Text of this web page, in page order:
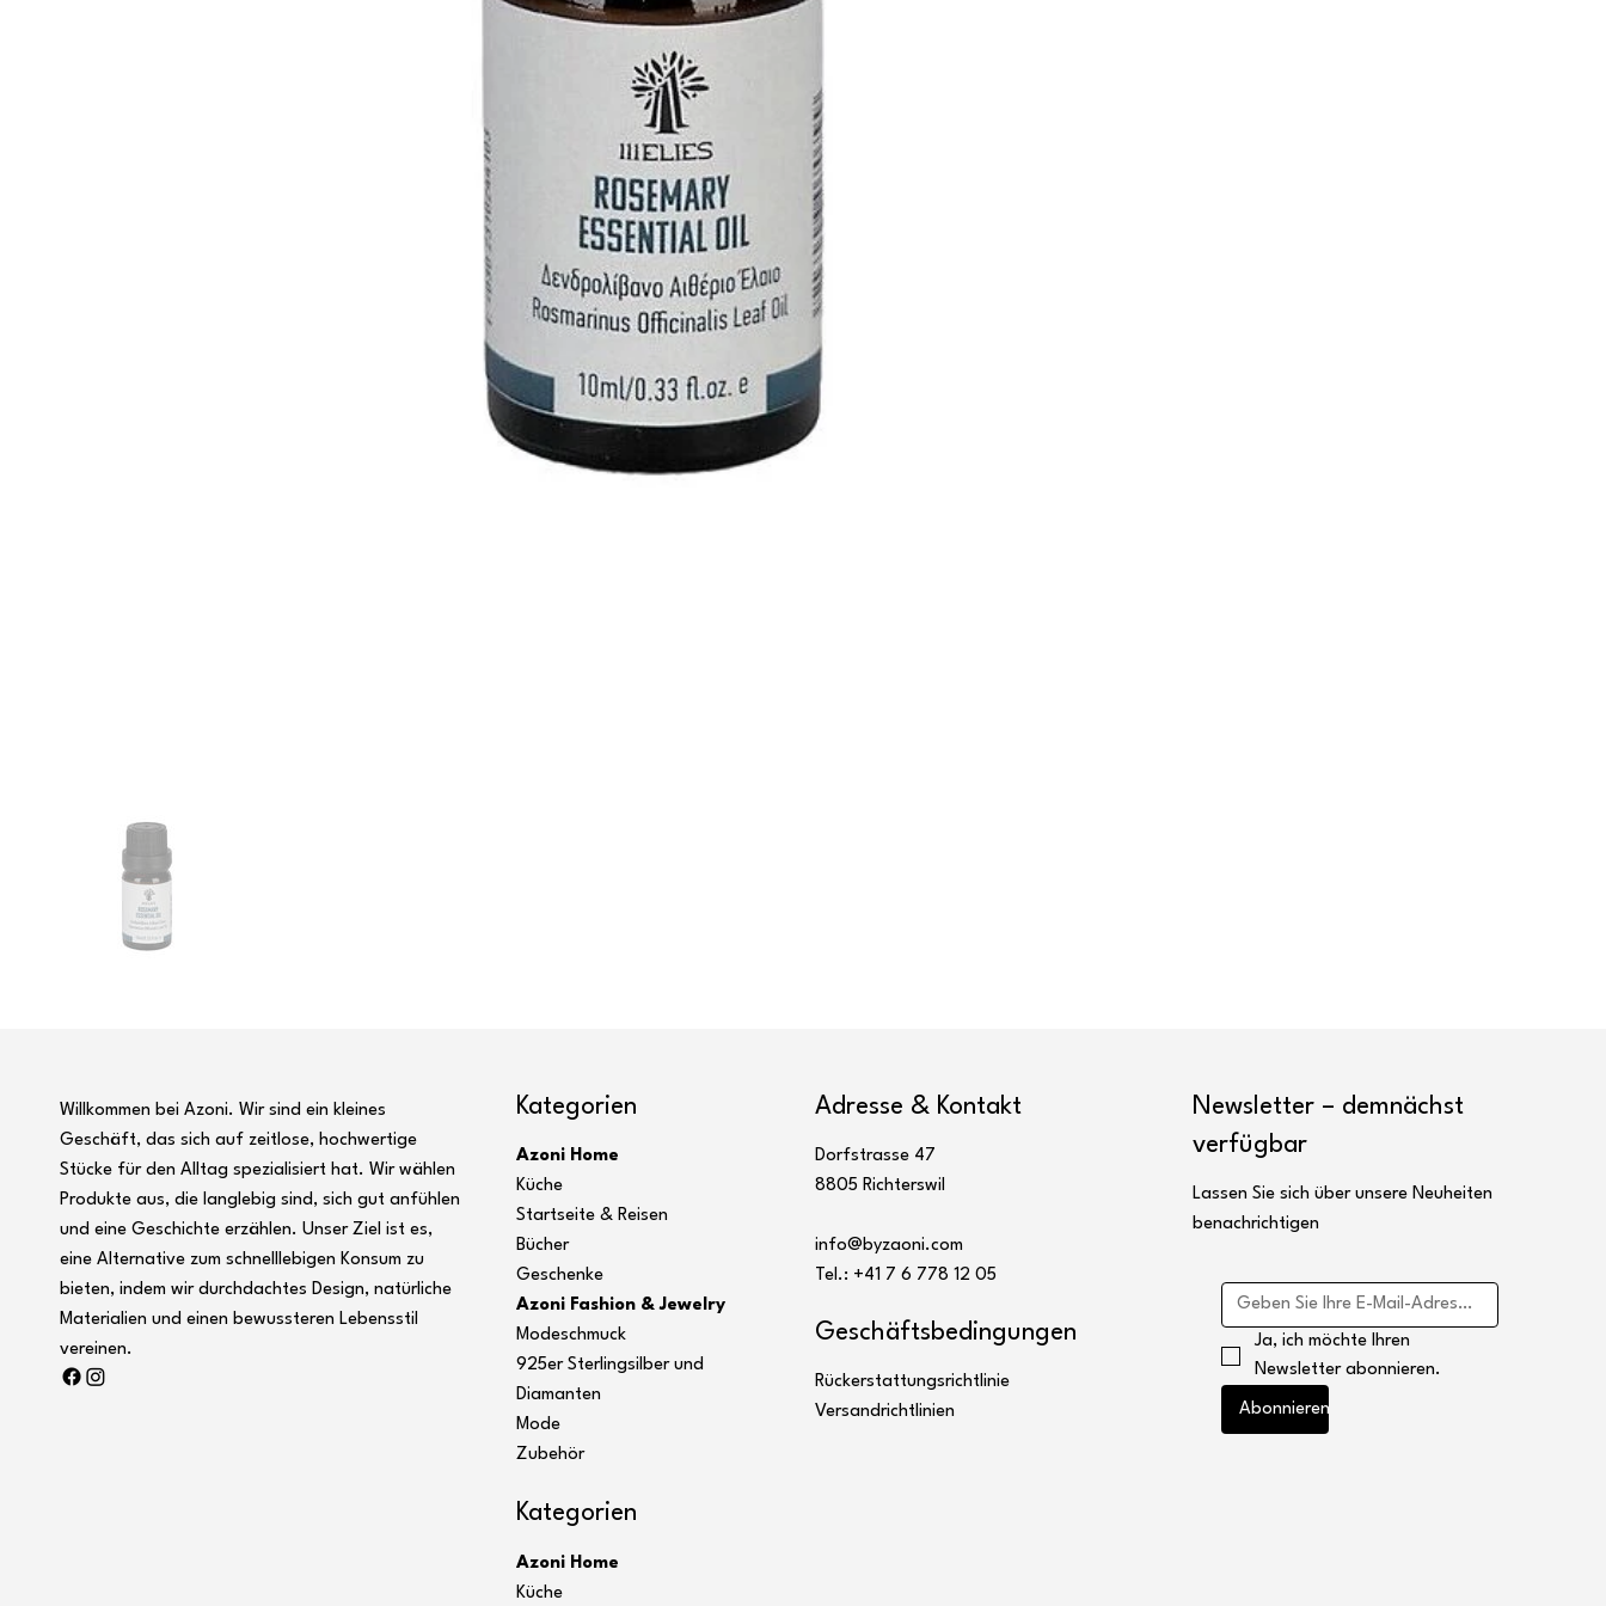
Willkommen bei Azoni. Wir sind ein kleines
Geschäft, das sich auf zeitlose, hochwertige
Stücke für den Alltag spezialisiert hat. Wir wählen
Produkte aus, die langlebig sind, sich gut anfühlen
und eine Geschichte erzählen. Unser Ziel ist es,
eine Alternative zum schnelllebigen Konsum zu
bieten, indem wir durchdachtes Design, natürliche
Materialien und einen bewussteren Lebensstil
vereinen.
Kategorien
Azoni Home
Küche
Startseite & Reisen
Bücher
Geschenke
Azoni Fashion & Jewelry
Modeschmuck
925er Sterlingsilber und
Diamanten
Mode
Zubehör
Kategorien
Azoni Home
Küche
Adresse & Kontakt
Dorfstrasse 47
8805 Richterswil
info@byzaoni.com
Tel.: +41 7 6 778 12 05
Geschäftsbedingungen
Rückerstattungsrichtlinie
Versandrichtlinien
Newsletter – demnächst
verfügbar
Lassen Sie sich über unsere Neuheiten
benachrichtigen
Ja, ich möchte Ihren
Newsletter abonnieren.
Abonnieren